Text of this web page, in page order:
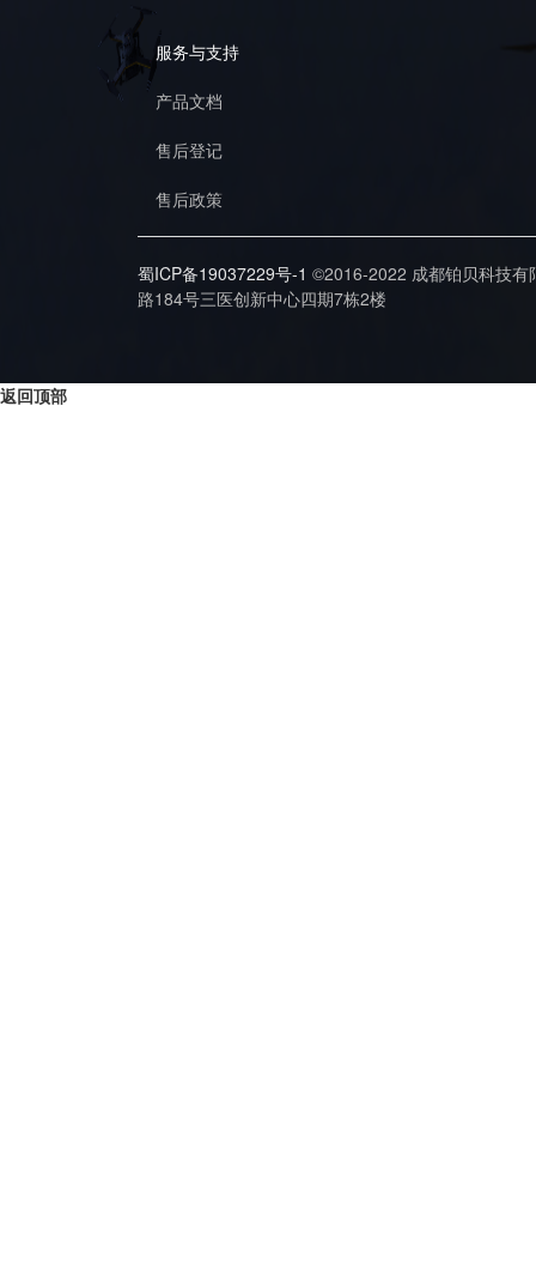
服务与支持
产品文档
售后登记
售后政策
蜀ICP备19037229号-1 ©2016-2022 成都铂贝科技
路184号三医创新中心四期7栋2楼
返回顶部